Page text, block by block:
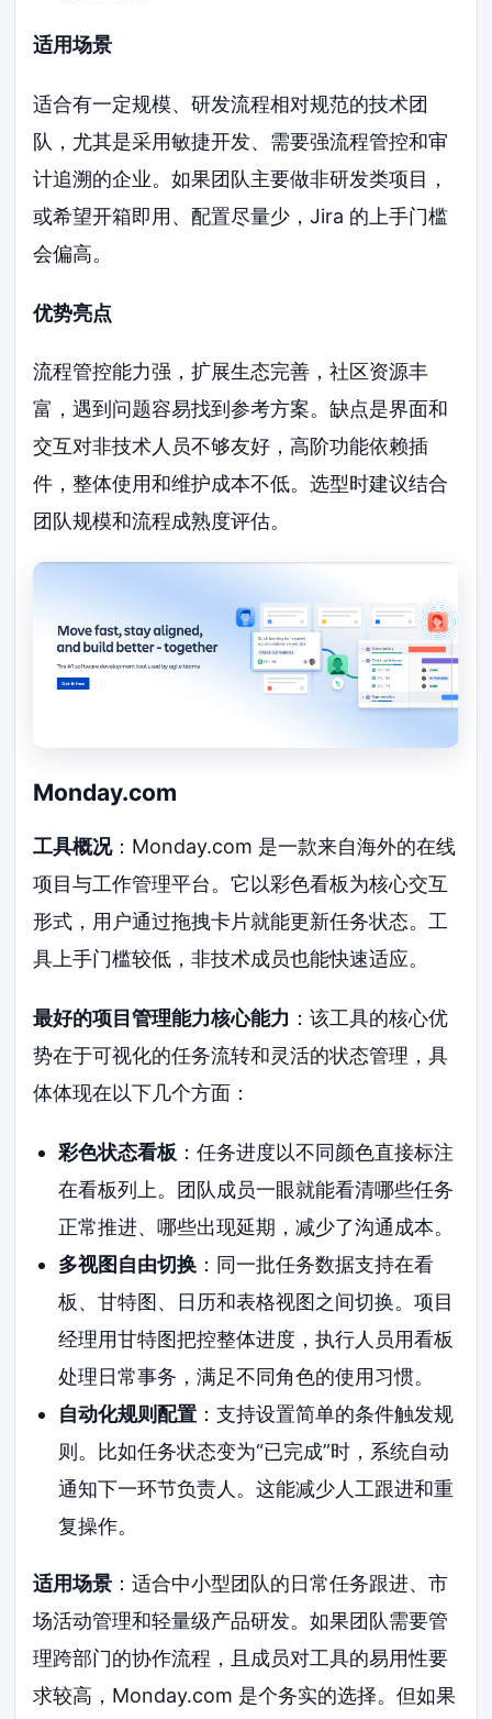
适用场景
适合有一定规模、研发流程相对规范的技术团
队，尤其是采用敏捷开发、需要强流程管控和审
计追溯的企业。如果团队主要做非研发类项目，
或希望开箱即用、配置尽量少，Jira 的上手门槛
会偏高。
优势亮点
流程管控能力强，扩展生态完善，社区资源丰
富，遇到问题容易找到参考方案。缺点是界面和
交互对非技术人员不够友好，高阶功能依赖插
件，整体使用和维护成本不低。选型时建议结合
团队规模和流程成熟度评估。
Monday.com
工具概况：Monday.com 是一款来自海外的在线
项目与工作管理平台。它以彩色看板为核心交互
形式，用户通过拖拽卡片就能更新任务状态。工
具上手门槛较低，非技术成员也能快速适应。
最好的项目管理能力核心能力 ：该工具的核心优
势在于可视化的任务流转和灵活的状态管理，具
体体现在以下几个方面：
彩色状态看板 ：任务进度以不同颜色直接标注
在看板列上。团队成员一眼就能看清哪些任务
正常推进、哪些出现延期，减少了沟通成本。
多视图自由切换：同一批任务数据支持在看
板、甘特图、日历和表格视图之间切换。项目
经理用甘特图把控整体进度，执行人员用看板
处理日常事务，满足不同角色的使用习惯。
自动化规则配置：支持设置简单的条件触发规
则。比如任务状态变为“已完成”时，系统自动
通知下一环节负责人。这能减少人工跟进和重
复操作。
适用场景 ：适合中小型团队的日常任务跟进、市
场活动管理和轻量级产品研发。如果团队需要管
理跨部门的协作流程，且成员对工具的易用性要
求较高，Monday.com 是个务实的选择。但如果